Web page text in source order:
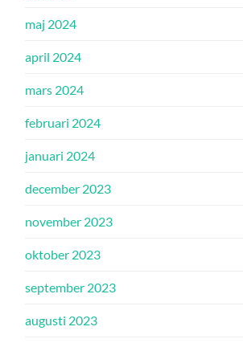
maj 2024
april 2024
mars 2024
februari 2024
januari 2024
december 2023
november 2023
oktober 2023
september 2023
augusti 2023